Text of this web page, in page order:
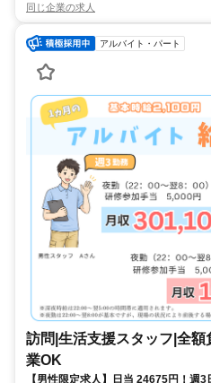
同じ企業の求人
アルバイト・パート
訪問|生活支援スタッフ|全額
業OK
【男性限定求人】日当 24675円！週